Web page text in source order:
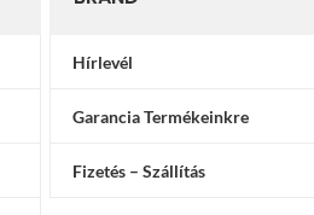
Hírlevél
Garancia Termékeinkre
Fizetés – Szállítás